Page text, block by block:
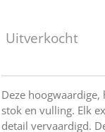
Uitverkocht
Deze
stok en vulling. Elk
detail vervaardigd.